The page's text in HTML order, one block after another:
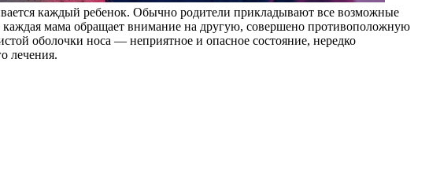
каждый ребенок. Обычно родители прикладывают все возможные
мама обращает внимание на другую, совершено противоположную
оболочки носа — неприятное и опасное состояние, нередко
лечения.